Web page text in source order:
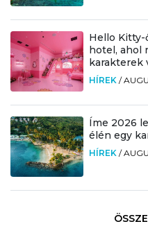
Hello
hotel, ahol
karakterek
HÍREK /
Íme 2026
élén egy
HÍREK /